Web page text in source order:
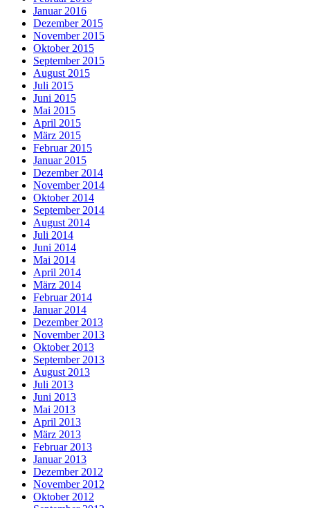
Januar 2016
Dezember 2015
November 2015
Oktober 2015
September 2015
August 2015
Juli 2015
Juni 2015
Mai 2015
April 2015
März 2015
Februar 2015
Januar 2015
Dezember 2014
November 2014
Oktober 2014
September 2014
August 2014
Juli 2014
Juni 2014
Mai 2014
April 2014
März 2014
Februar 2014
Januar 2014
Dezember 2013
November 2013
Oktober 2013
September 2013
August 2013
Juli 2013
Juni 2013
Mai 2013
April 2013
März 2013
Februar 2013
Januar 2013
Dezember 2012
November 2012
Oktober 2012